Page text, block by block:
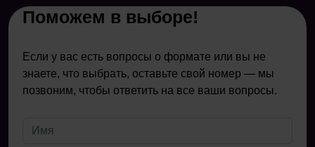
Поможем в выборе!
Если у вас есть вопросы о формате или вы не
знаете, что выбрать, оставьте свой номер — мы
позвоним, чтобы ответить на все ваши вопросы.